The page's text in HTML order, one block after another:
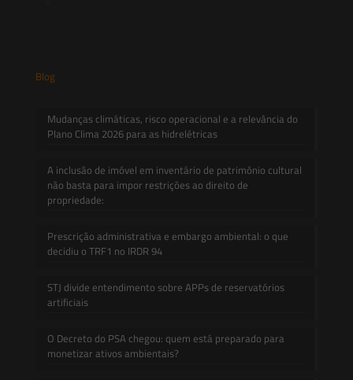
Blog
Mudanças climáticas, risco operacional e a relevância do
Plano Clima 2026 para as hidrelétricas
A inclusão de imóvel em inventário de patrimônio cultural
não basta para impor restrições ao direito de
propriedade:
Prescrição administrativa e embargo ambiental: o que
decidiu o TRF1 no IRDR 94
STJ divide entendimento sobre APPs de reservatórios
artificiais
O Decreto do PSA chegou: quem está preparado para
monetizar ativos ambientais?